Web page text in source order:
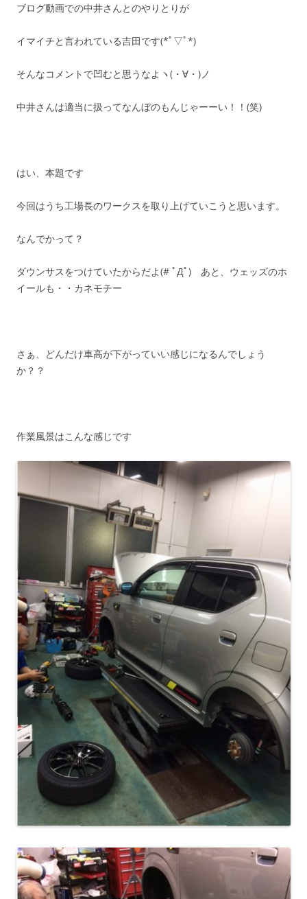
ブログ動画での中井さんとのやりとりが
イマイチと言われている吉田です(*ﾟ▽ﾟ*)
そんなコメントで凹むと思うなよヽ(・∀・)ノ
中井さんは適当に扱ってなんぼのもんじゃーーい！！(笑)
はい、本題です
今回はうち工場長のワークスを取り上げていこうと思います。
なんでかって？
ダウンサスをつけていたからだよ(# ﾟДﾟ) あと、ウェッズのホ
イールも・・カネモチー
さぁ、どんだけ車高が下がっていい感じになるんでしょう
か？？
作業風景はこんな感じです